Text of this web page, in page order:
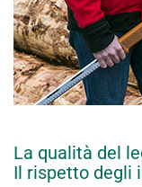
La qualità del
Il rispetto degli